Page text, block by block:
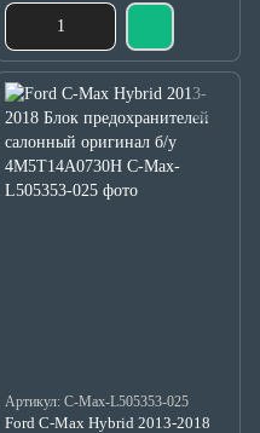
Артикул: C-Max-L505353-025
Ford C-Max Hybrid 2013-2018